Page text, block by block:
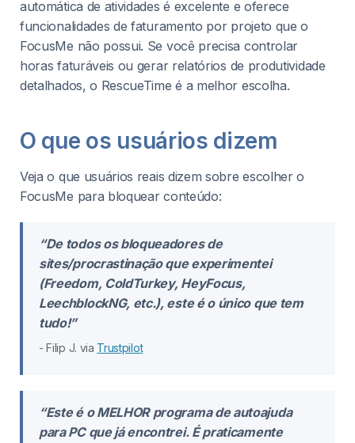
automática de atividades é excelente e oferece
funcionalidades de faturamento por projeto que o
FocusMe não possui. Se você precisa controlar
horas faturáveis ou gerar relatórios de produtividade
detalhados, o RescueTime é a melhor escolha.
O que os usuários dizem
Veja o que usuários reais dizem sobre escolher o
FocusMe para bloquear conteúdo:
“De todos os bloqueadores de
sites/procrastinação que experimentei
(Freedom, ColdTurkey, HeyFocus,
LeechblockNG, etc.), este é o único que tem
tudo!”
- Filip J. via Trustpilot
“Este é o MELHOR programa de autoajuda
para PC que já encontrei. É praticamente